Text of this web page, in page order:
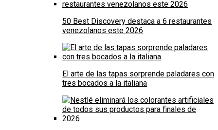
50 Best Discovery destaca a 6 restaurantes
venezolanos este 2026
El arte de las tapas sorprende paladares con
tres bocados a la italiana